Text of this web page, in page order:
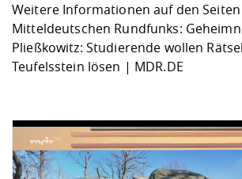
Weitere Informationen auf den Seiten
Mitteldeutschen Rundfunks:
Pließkowitz: Studierende wollen
Teufelsstein lösen | MDR.DE
DATENSCHUTZHINWEIS
Wenn Sie unsere Vimeo-Videos